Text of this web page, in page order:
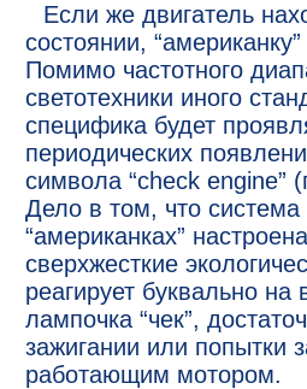
Если же двигатель
состоянии,
Помимо частотного
светотехники иного
специфика будет
периодических
символа “check engine”
Дело в том, что
“американках”
сверхжесткие
реагирует буквально на
лампочка “чек”,
зажигании или попытки
работающим мотором.